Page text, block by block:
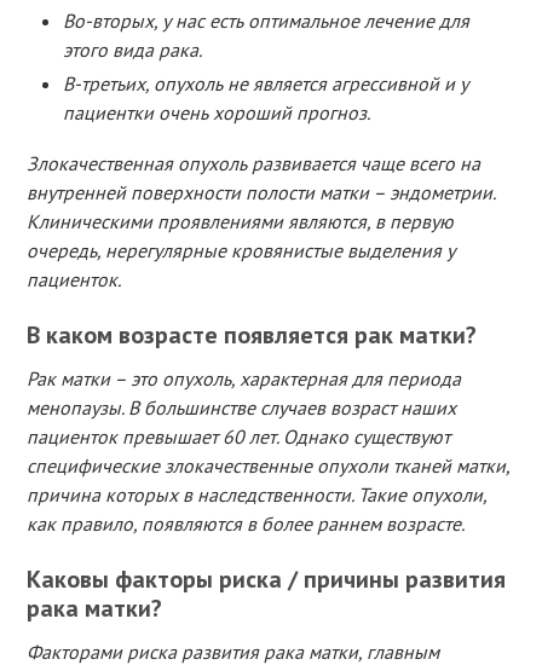
Во-вторых, у нас есть оптимальное лечение для
этого вида рака.
В-третьих, опухоль не является агрессивной и у
пациентки очень хороший прогноз.
Злокачественная опухоль развивается чаще всего на
внутренней поверхности полости матки – эндометрии.
Клиническими проявлениями являются, в первую
очередь, нерегулярные кровянистые выделения у
пациенток.
В каком возрасте появляется рак матки?
Рак матки – это опухоль, характерная для периода
менопаузы. В большинстве случаев возраст наших
пациенток превышает 60 лет. Однако существуют
специфические злокачественные опухоли тканей матки,
причина которых в наследственности. Такие опухоли,
как правило, появляются в более раннем возрасте.
Каковы факторы риска / причины развития
рака матки?
Факторами риска развития рака матки, главным